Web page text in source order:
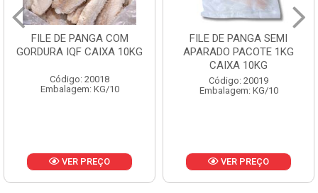
FILE DE PANGA SEMI
APARADO PACOTE 1KG
Código: 20019
Embalagem: KG/10
VER PREÇO
POLACA DESFIADA
PESCAMARES PCT5KG
CX10KG
Código: 20161
Embalagem: KG/10
VER PREÇO